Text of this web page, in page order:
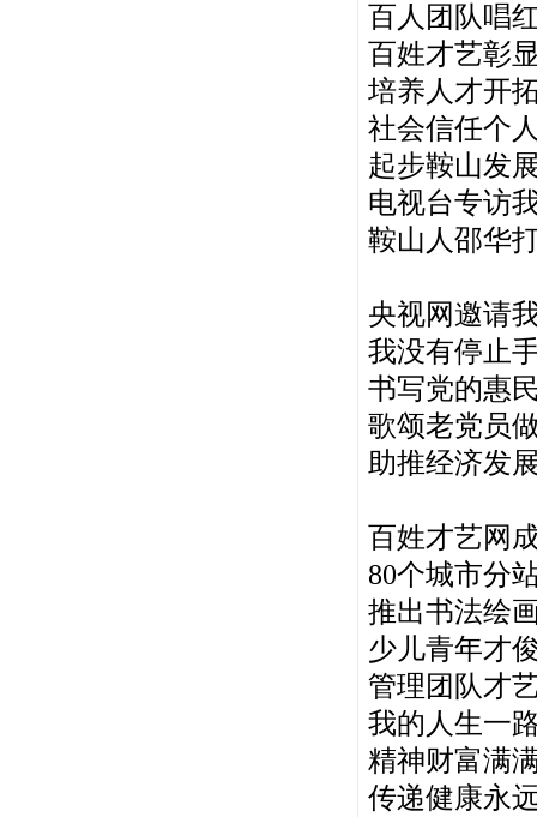
百人团队唱
百姓才艺彰
培养人才开
社会信任个
起步鞍山发
电视台专访
鞍山人邵华
央视网邀请
我没有停止
书写党的惠
歌颂老党员
助推经济发
百姓才艺网
80个城市分
推出书法绘
少儿青年才
管理团队才
我的人生一
精神财富满
传递健康永